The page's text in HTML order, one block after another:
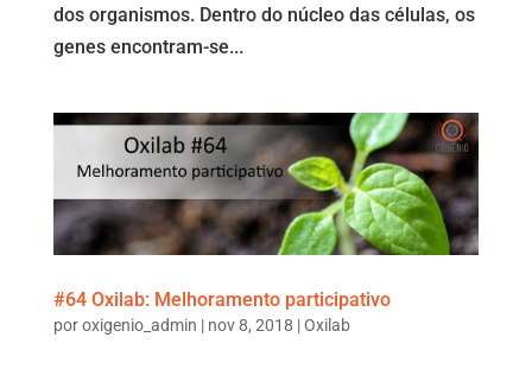
dos organismos. Dentro do núcleo das células, os
genes encontram-se...
#64 Oxilab: Melhoramento participativo
poroxigenio_admin | nov 8, 2018 |Oxilab